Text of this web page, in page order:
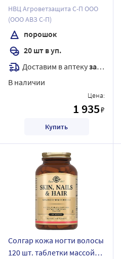
мсм 20 шт. пакет-саше
порошок массой 4,1 г
НВЦ Агроветзащита С-П ООО
(ООО АВЗ С-П)
порошок
20 шт в уп.
Доставим в аптекузавтра
В наличии
Цена:
1 935₽
Купить
Солгар кожа ногти волосы
120 шт. таблетки массой